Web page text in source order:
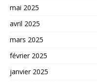
mai 2025
avril 2025
mars 2025
février 2025
janvier 2025